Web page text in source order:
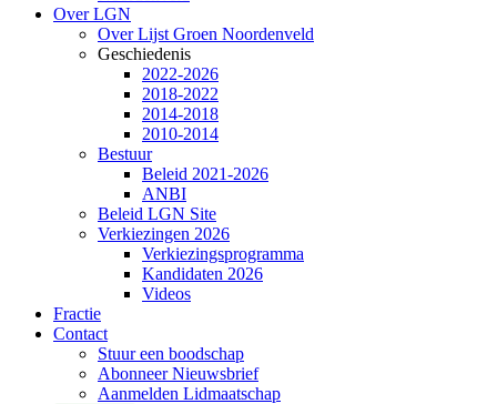
Over LGN
Over Lijst Groen Noordenveld
Geschiedenis
2022-2026
2018-2022
2014-2018
2010-2014
Bestuur
Beleid 2021-2026
ANBI
Beleid LGN Site
Verkiezingen 2026
Verkiezingsprogramma
Kandidaten 2026
Videos
Fractie
Contact
Stuur een boodschap
Abonneer Nieuwsbrief
Aanmelden Lidmaatschap